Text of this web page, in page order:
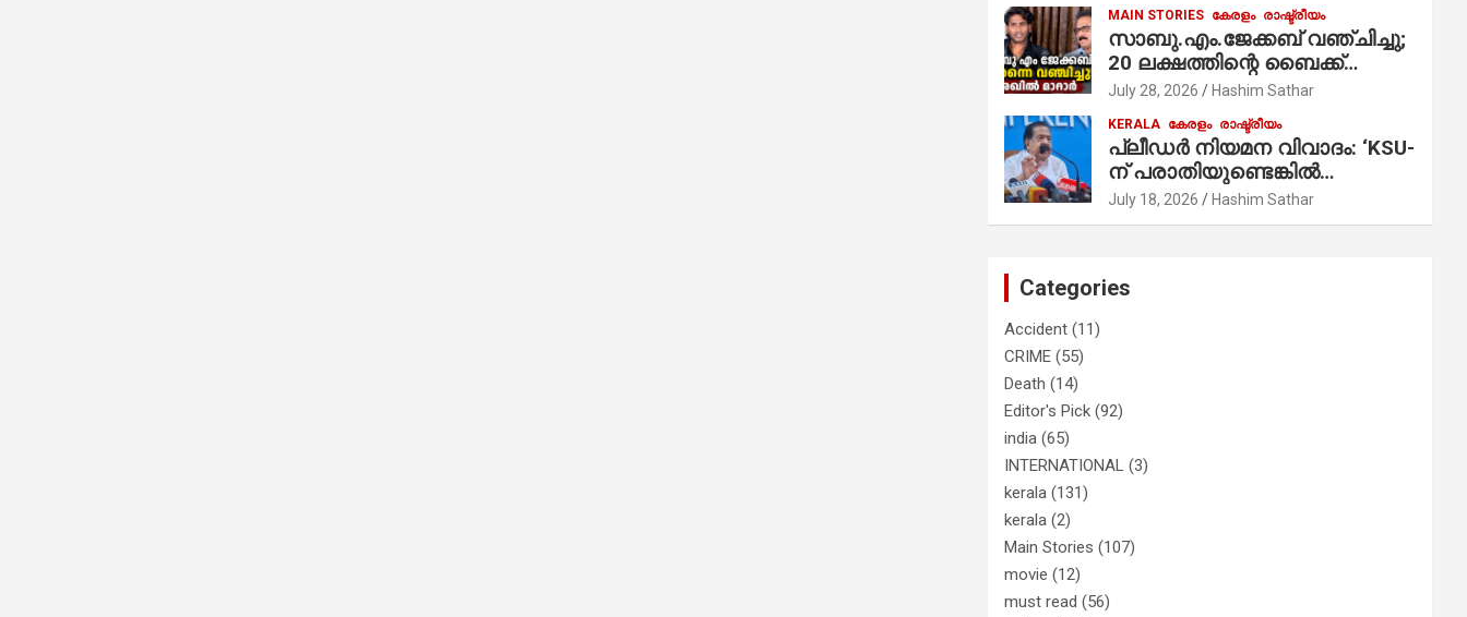
MAIN STORIES കേരളം രാഷ്ട്രീയം
സാബു.എം.ജേക്കബ് വഞ്ചിച്ചു;
20 ലക്ഷത്തിന്റെ ബൈക്ക്
വിറ്റാണ് തൃക്കാക്കരയില്‍
മത്സരിച്ചത്! പ്രചാരണത്തിന്
രണ്ടേ രണ്ടുപേര്‍ മാത്രമാണ്
ഉണ്ടായിരുന്നത്; സാബുവിന്റേത്
വ്യക്തിപരമായ നേട്ടത്തിനുള്ള
പാര്‍ട്ടി; ഇപ്പോള്‍ ഫോണ്‍
വിളിച്ചാല്‍ എടുക്കില്ല;
ദുരനുഭവങ്ങള്‍ തുറന്നടിച്ച്
അഖില്‍ മാരാര്‍ ട്വന്റി 20 വിട്ടു
July 28, 2026 Hashim Sathar
KERALA കേരളം രാഷ്ട്രീയം
പ്ലീഡർ നിയമന വിവാദം: ‘KSU-
ന് പരാതിയുണ്ടെങ്കിൽ
പരിശോധിക്കും’; രമേശ്
ചെന്നിത്തല
July 18, 2026 Hashim Sathar
Categories
Accident (11)
CRIME (55)
Death (14)
Editor's Pick (92)
india (65)
INTERNATIONAL (3)
kerala (131)
kerala (2)
Main Stories (107)
movie (12)
must read (56)